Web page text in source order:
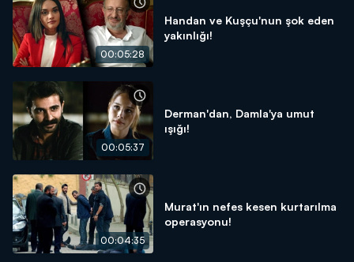
00:05:28
Handan ve Kuşçu'nun şok eden
yakınlığı!
00:05:37
Derman'dan, Damla'ya umut
ışığı!
00:04:35
Murat'ın nefes kesen kurtarılma
operasyonu!